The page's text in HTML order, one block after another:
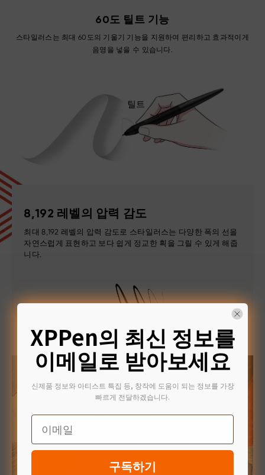
60도 틸트 기능
스타일러스는 최대 60도의 기울기 기능을 지원하여 편리하고 효과적이게
음영을 넣을 수 있습니다.
틸트
8,192 레벨의 압력 감도
최대 8,192 레벨의 압력 감도로 스타일러스는 다양한 폭의 선을
자연스럽게 표현하고 보다 쉽게 정교한 획을 그릴 수 있게 해줍
니다.
XPPen의 최신 정보를
이메일로 받아보세요
신제품 정보와 아티스트 특집 등, 창작에 도움이 되는 정보를 가장
빠르게 전달하겠습니다.
Email
구독하기